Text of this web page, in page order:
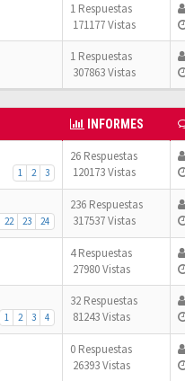
1 Respuestas
171177 Vistas
1 Respuestas
307863 Vistas
INFORMES
1 2 3
26 Respuestas
120173 Vistas
22 23 24
236 Respuestas
317537 Vistas
4 Respuestas
27980 Vistas
1 2 3 4
32 Respuestas
81243 Vistas
0 Respuestas
26393 Vistas